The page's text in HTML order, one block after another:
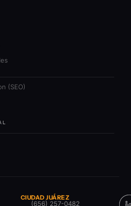
(SEO)
CIUDAD JUÁREZ
(656) 257-0482